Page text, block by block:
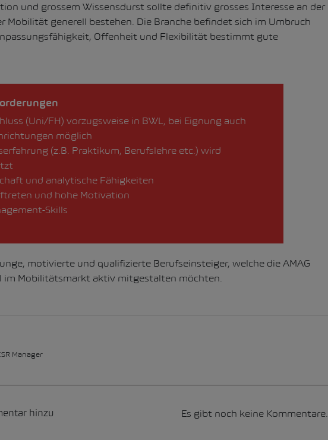
und grossem Wissensdurst sollte definitiv grosses Interesse an der
Mobilität generell bestehen. Die Branche befindet sich im Umbruch
Offenheit und Flexibilität bestimmt gute
(Uni/FH) vorzugsweise in BWL, bei Eignung auch
möglich
(z.B. Praktikum, Berufslehre etc.) wird
und analytische Fähigkeiten
und hohe Motivation
Skills
motivierte und qualifizierte Berufseinsteiger, welche die AMAG
im Mobilitätsmarkt aktiv mitgestalten möchten.
Manager
hinzu Es gibt noch keine Kommentare.